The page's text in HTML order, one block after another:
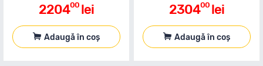
220400 lei
Adaugă în coș
230400 lei
Adaugă în coș